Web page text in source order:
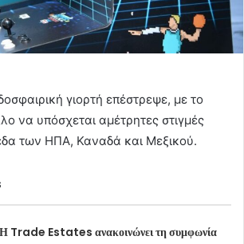
γιορτή επέστρεψε, με το
να υπόσχεται αμέτρητες στιγμές
των ΗΠΑ, Καναδά και Μεξικού.
Η Trade Estates ανακοινώνει τη συμφωνία